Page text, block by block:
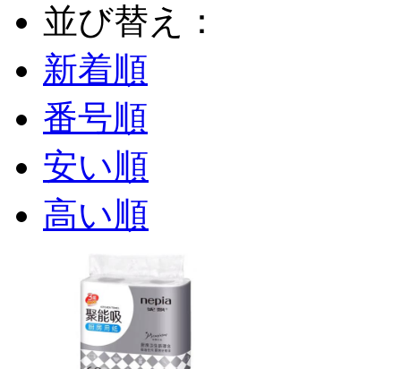
並び替え：
新着順
番号順
安い順
高い順